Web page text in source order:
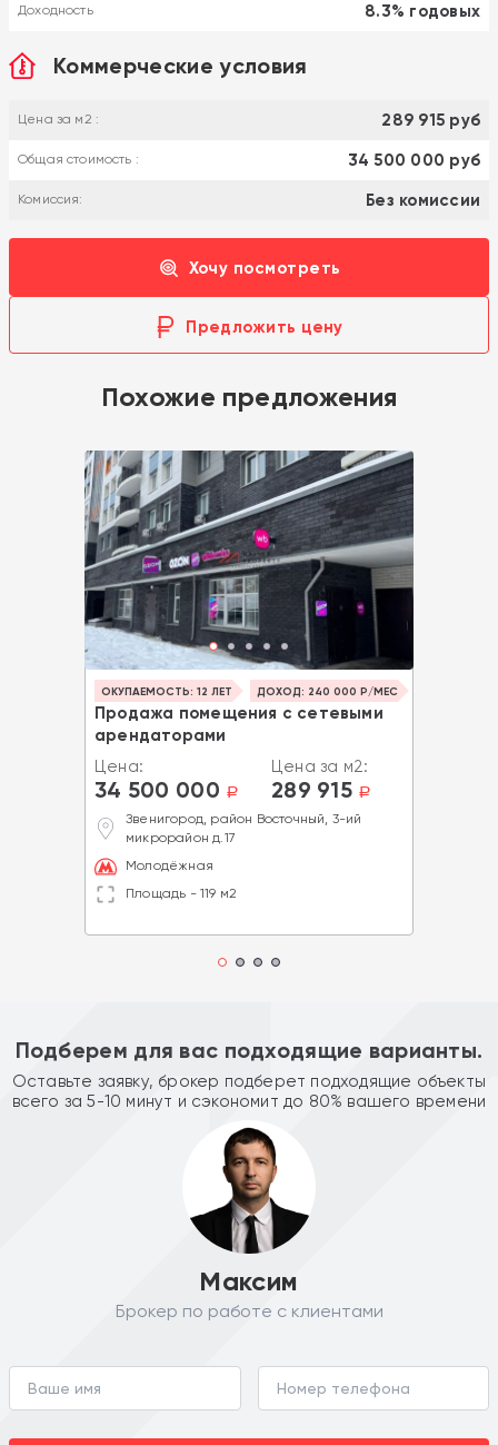
Доходность 8.3% годовых
Коммерческие условия
Цена за м2 : 289 915 руб
Общая стоимость : 34 500 000 руб
Комиссия: Без комиссии
Хочу посмотреть
Предложить цену
Похожие предложения
ОКУПАЕМОСТЬ: 12 ЛЕТ ДОХОД: 240 000 Р/МЕС
Продажа помещения с сетевыми
арендаторами
Цена:
34 500 000 a
Цена за м2:
289 915 a
Звенигород, район Восточный, 3-ий
микрорайон д.17
Молодёжная
Площадь - 119 м2
Подберем для вас подходящие варианты.
Оставьте заявку, брокер подберет подходящие объекты
всего за 5-10 минут и сэкономит до 80% вашего времени
Максим
Брокер по работе с клиентами